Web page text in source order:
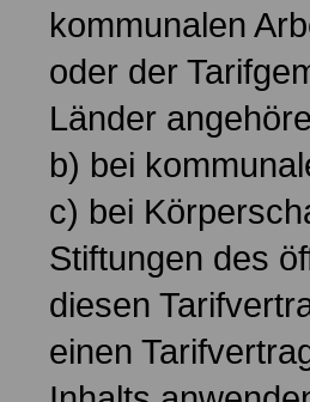
kommunalen
oder der
Länder
b) bei
c) bei
Stiftungen des
diesen
einen